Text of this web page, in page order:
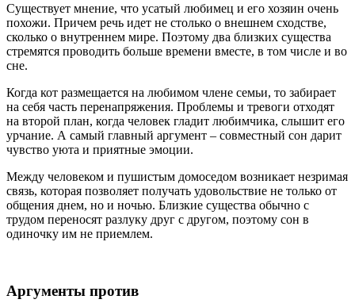
Существует мнение, что усатый любимец и его хозяин очень
похожи. Причем речь идет не столько о внешнем сходстве,
сколько о внутреннем мире. Поэтому два близких существа
стремятся проводить больше времени вместе, в том числе и во
сне.
Когда кот размещается на любимом члене семьи, то забирает
на себя часть перенапряжения. Проблемы и тревоги отходят
на второй план, когда человек гладит любимчика, слышит его
урчание. А самый главный аргумент – совместный сон дарит
чувство уюта и приятные эмоции.
Между человеком и пушистым домоседом возникает незримая
связь, которая позволяет получать удовольствие не только от
общения днем, но и ночью. Близкие существа обычно с
трудом переносят разлуку друг с другом, поэтому сон в
одиночку им не приемлем.
Аргументы против